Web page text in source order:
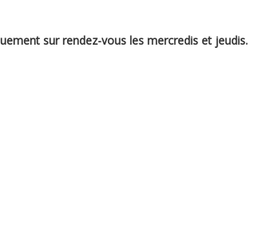
sur rendez-vous les mercredis et jeudis.